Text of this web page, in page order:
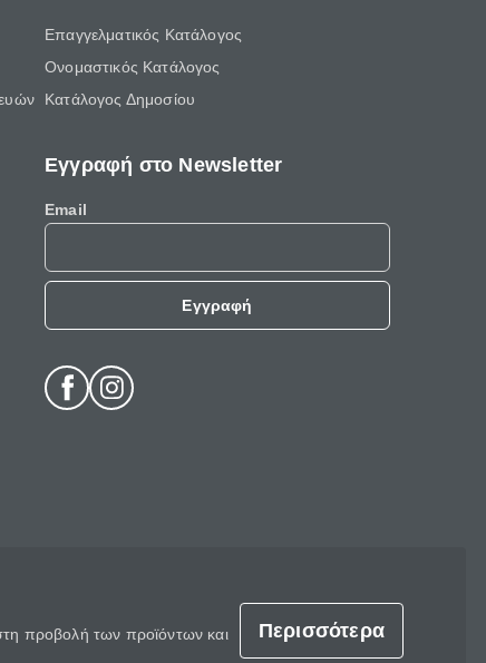
Επαγγελματικός Κατάλογος
Ονομαστικός Κατάλογος
Κατάλογος Δημοσίου
Εγγραφή στο Newsletter
Email
Εγγραφή
προβολή των προϊόντων και
Περισσότερα